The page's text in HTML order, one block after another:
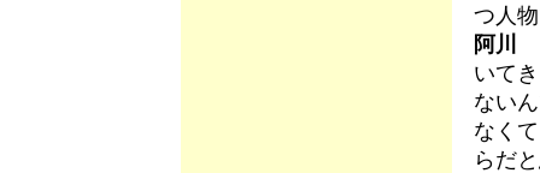
つ人
阿川
いて
ない
なく
らだ